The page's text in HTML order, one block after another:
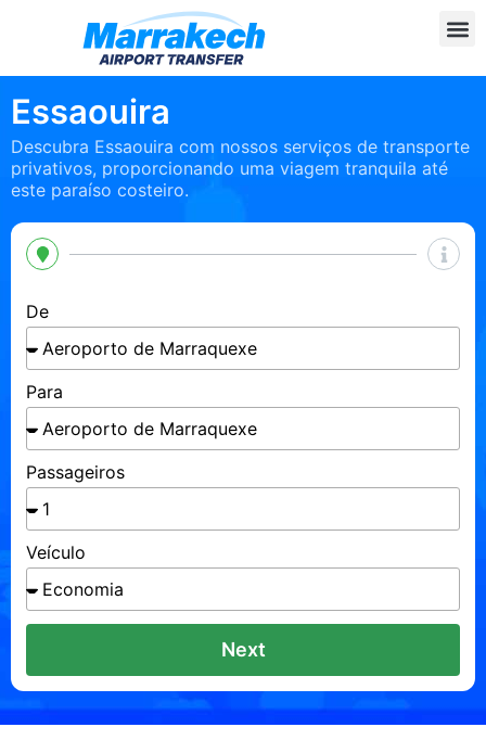
Essaouira
Descubra Essaouira com nossos serviços de transporte
privativos, proporcionando uma viagem tranquila até
este paraíso costeiro.
De
Para
Passageiros
Veículo
Next